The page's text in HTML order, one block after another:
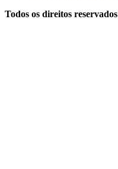
Todos os direitos reservados